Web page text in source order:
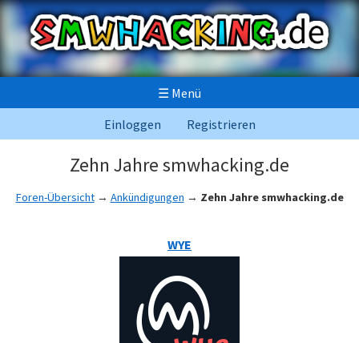
☰ Menü
Einloggen
Registrieren
Zehn Jahre smwhacking.de
Foren-Übersicht→ Ankündigungen → Zehn Jahre smwhacking.de
WYE